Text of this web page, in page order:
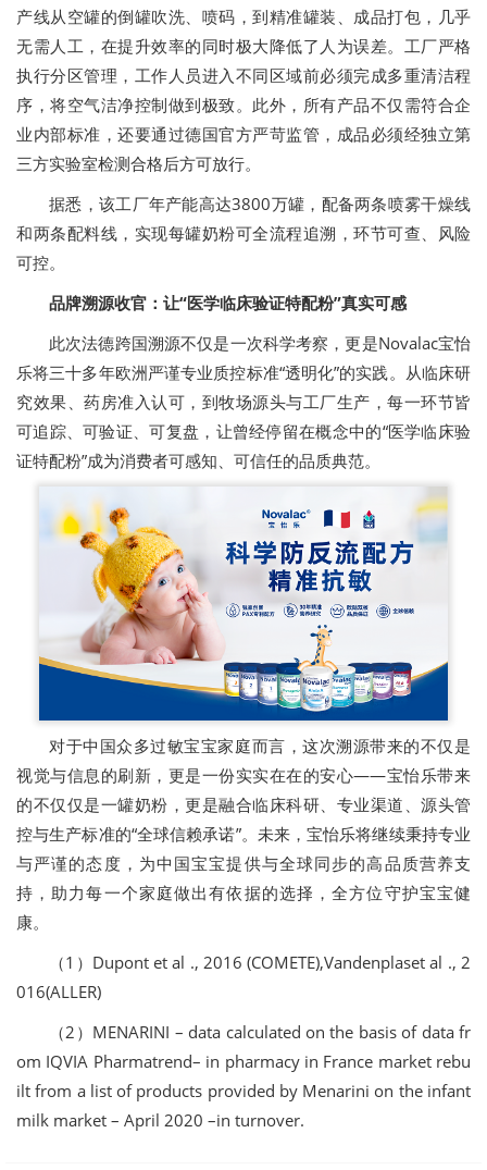
产线从空罐的倒罐吹洗、喷码，到精准罐装、成品打包，几乎
无需人工，在提升效率的同时极大降低了人为误差。工厂严格
执行分区管理，工作人员进入不同区域前必须完成多重清洁程
序，将空气洁净控制做到极致。此外，所有产品不仅需符合企
业内部标准，还要通过德国官方严苛监管，成品必须经独立第
三方实验室检测合格后方可放行。
据悉，该工厂年产能高达3800万罐，配备两条喷雾干燥线
和两条配料线，实现每罐奶粉可全流程追溯，环节可查、风险
可控。
品牌溯源收官：让“医学临床验证特配粉”真实可感
此次法德跨国溯源不仅是一次科学考察，更是Novalac宝怡
乐将三十多年欧洲严谨专业质控标准“透明化”的实践。从临床研
究效果、药房准入认可，到牧场源头与工厂生产，每一环节皆
可追踪、可验证、可复盘，让曾经停留在概念中的“医学临床验
证特配粉”成为消费者可感知、可信任的品质典范。
对于中国众多过敏宝宝家庭而言，这次溯源带来的不仅是
视觉与信息的刷新，更是一份实实在在的安心——宝怡乐带来
的不仅仅是一罐奶粉，更是融合临床科研、专业渠道、源头管
控与生产标准的“全球信赖承诺”。未来，宝怡乐将继续秉持专业
与严谨的态度，为中国宝宝提供与全球同步的高品质营养支
持，助力每一个家庭做出有依据的选择，全方位守护宝宝健
康。
（1）Dupont et al ., 2016 (COMETE),Vandenplaset al ., 2
016(ALLER)
（2）MENARINI – data calculated on the basis of data fr
om IQVIA Pharmatrend– in pharmacy in France market rebu
ilt from a list of products provided by Menarini on the infant
milk market – April 2020 –in turnover.